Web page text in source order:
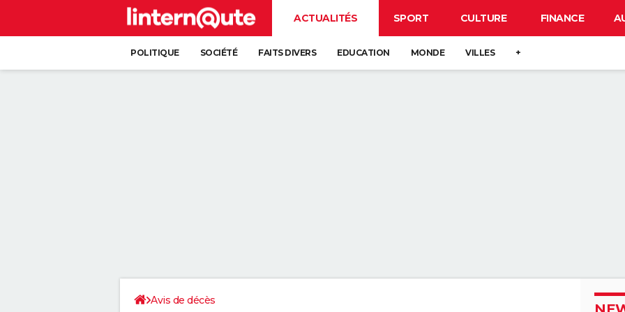
ACTUALITÉS SPORT CULTURE FINANCE
POLITIQUE SOCIÉTÉ FAITS DIVERS EDUCATION MONDE VILLES +
Avis de décès